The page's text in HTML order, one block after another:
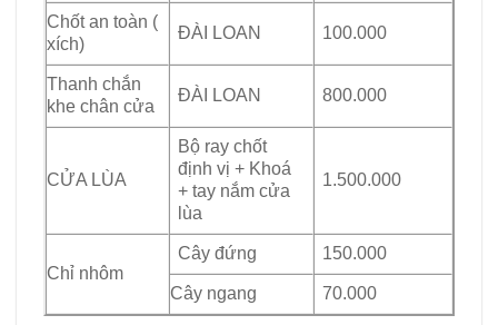
Chốt an toàn (
xích)
ĐÀI LOAN 100.000
Thanh chắn
khe chân cửa
ĐÀI LOAN 800.000
CỬA LÙA
Bộ ray chốt
định vị + Khoá
+ tay nắm cửa
lùa
1.500.000
Chỉ nhôm
Cây đứng 150.000
Cây ngang 70.000